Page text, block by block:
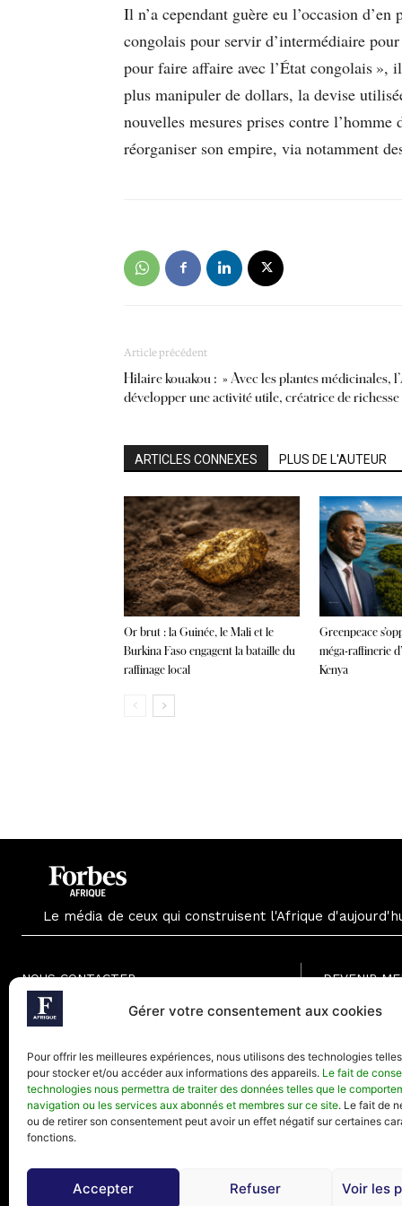
Gérer votre consentement aux cookies
Pour offrir les meilleures expériences, nous utilisons des technologies
pour stocker et/ou accéder aux informations des appareils. Le fait de
technologies nous permettra de traiter des données telles que le
navigation ou les services aux abonnés et membres sur ce site. Le fait de
ou de retirer son consentement peut avoir un effet négatif sur certaines
fonctions.
Accepter Refuser Voir les
Il n’a cependant guère eu l’occasion
congolais pour servir d’intermédiaire
pour faire affaire avec l’État congolais »,
plus manipuler de dollars, la devise
nouvelles mesures prises contre
réorganiser son empire, via notamment
Article précédent
Hilaire kouakou : » Avec les plantes médicinales,
développer une activité utile, créatrice de richesse
ARTICLES CONNEXES PLUS DE L'AUTEUR
Or brut : la Guinée, le Mali et le
Burkina Faso engagent la bataille du
raffinage local
Greenpeace
méga-raffinerie
Kenya
Le média de ceux qui construisent l'Afrique
NOUS CONTACTER
Paris - France
Mail : contact@forbesafrique.com
DEVENIR
Formule
Formule